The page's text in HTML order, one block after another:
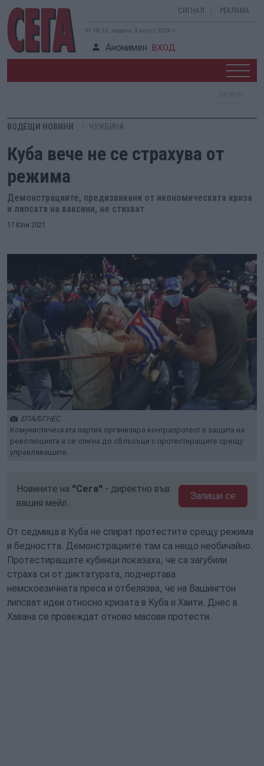
СИГНАЛ РЕКЛАМА
10:18:33, неделя, 9 август 2026 г.
Анонимен ВХОД
ВОДЕЩИ НОВИНИ ЧУЖБИНА
Куба вече не се страхува от
режима
Демонстрациите, предизвикани от икономическата криза
и липсата на ваксини, не стихват
17 Юли 2021
ЕПА/БГНЕС
Комунистическата партия организира контрапротест в защита на
революцията и се стигна до сблъсъци с протестиращите срещу
управляващите.
Новините на "Сега" - директно във
вашия мейл.
Запиши се
От седмица в Куба не спират протестите срещу режима
и бедността. Демонстрациите там са нещо необичайно.
Протестиращите кубинци показаха, че са загубили
страха си от диктатурата, подчертава
немскоезичната преса и отбелязва, че на Вашингтон
липсват идеи относно кризата в Куба и Хаити. Днес в
Хавана се провеждат отново масови протести.